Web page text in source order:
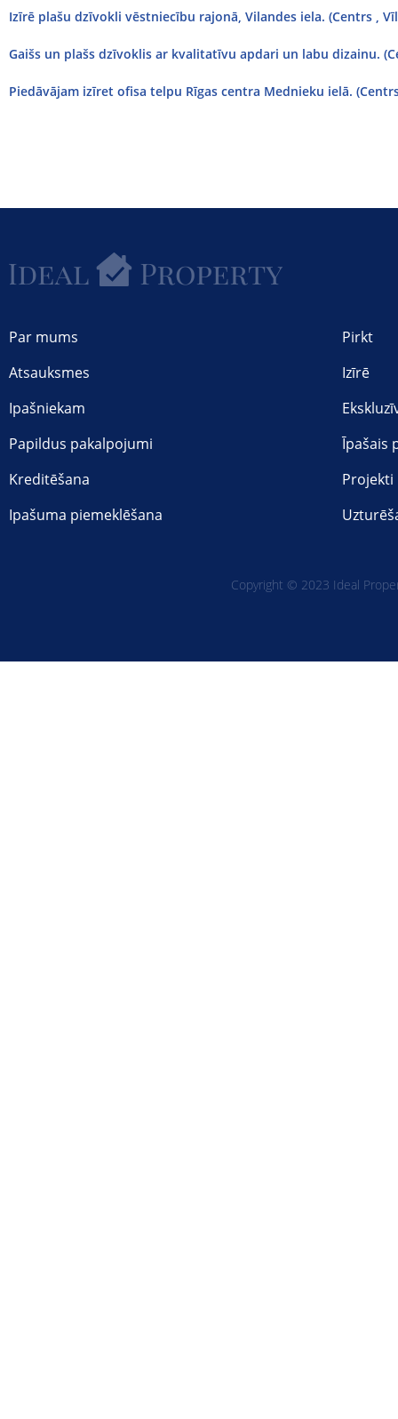
Izīrē plašu dzīvokli vēstniecību rajonā, Vilandes iela. (Centrs ,
Gaišs un plašs dzīvoklis ar kvalitatīvu apdari un labu dizainu.
Piedāvājam izīret ofisa telpu Rīgas centra Mednieku ielā.
Par mums
Atsauksmes
Ipašniekam
Papildus pakalpojumi
Kreditēšana
Ipašuma piemeklēšana
Pirkt
Izīrē
Īpašais
Projekti
Copyright © 2023 Ideal